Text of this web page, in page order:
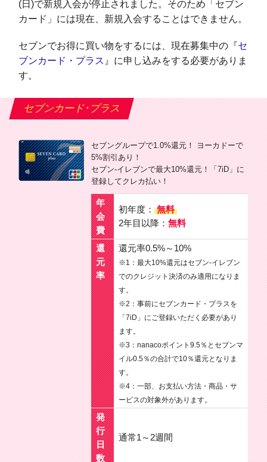
(日)で新規入会が停止されました。そのため「セブン
カード」には現在、新規入会することはできません。
セブンでお得に買い物をするには、現在募集中の『セ
ブンカード・プラス 』に申し込みをする必要がありま
す。
セブンカード･プラス
セブングループで1.0%還元！ ヨーカドーで
5%割引あり！
セブン-イレブンで最大10%還元！「7iD」に
登録してクレカ払い！
年
会
費
初年度： 無料
2年目以降： 無料
還
元
率
還元率0.5%～10%
※1：最大10%還元はセブン-イレブン
でのクレジット決済のみ適用になりま
す。
※2：事前にセブンカード・プラスを
「7iD」にご登録いただく必要があり
ます。
※3：nanacoポイント9.5％とセブンマ
イル0.5％の合計で10％還元となりま
す。
※4：一部、お支払い方法・商品・サ
ービスの対象外があります。
発
行
日
数
通常1～2週間